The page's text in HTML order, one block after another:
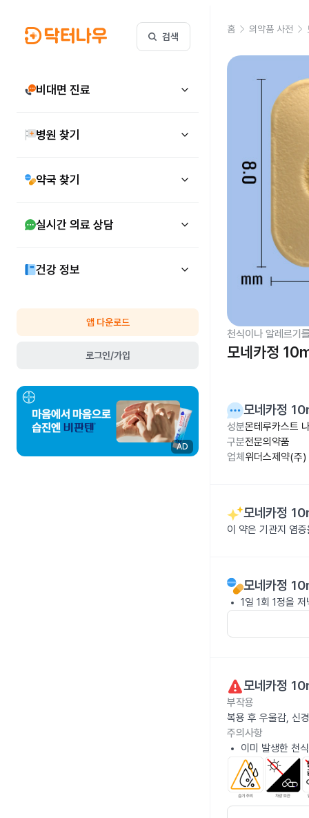
검색
비대면 진료
병원 찾기
약국 찾기
실시간 의료 상담
건강 정보
앱 다운로드
로그인/가입
AD
홈 의약품 사전
천식이나 알레르기
모네카정
모네카정
성분몬테루카스트
구분전문의약품
업체 위더스제약(주)
모네카정
이 약은 기관지 염
모네카정
1일 1회 1정을
모네카정
부작용
복용 후 우울감, 신
주의사항
이미 발생한 천